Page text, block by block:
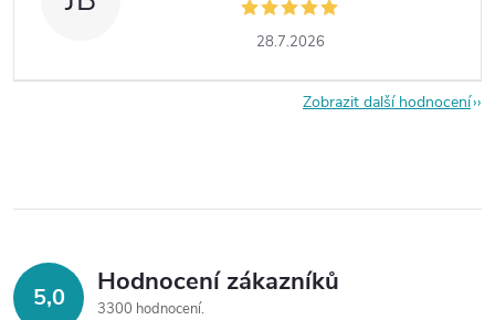
28.7.2026
Zobrazit další hodnocení
5,0 Hodnocení zákazníků
3300 hodnocení